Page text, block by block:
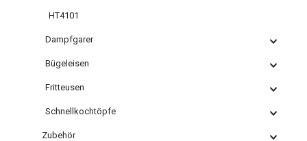
HT4101
Dampfgarer
Bügeleisen
Fritteusen
Schnellkochtöpfe
Zubehör